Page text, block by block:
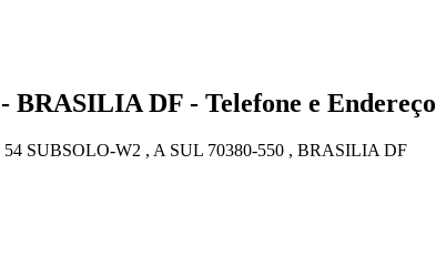
BRASILIA DF - Telefone e Endereço
SUBSOLO-W2 , A SUL 70380-550 , BRASILIA DF